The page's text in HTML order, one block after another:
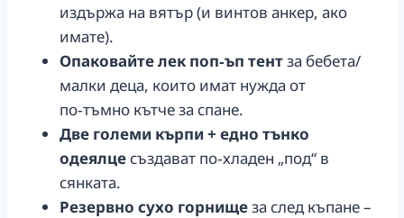
издържа на вятър (и винтов анкер, ако
имате).
Опаковайте лек поп‑ъп тентза бебета/
малки деца, които имат нужда от
по‑тъмно кътче за спане.
Две големи кърпи + едно тънко
одеялцесъздават по‑хладен „под“ в
сянката.
Резервно сухо горнищеза след къпане –